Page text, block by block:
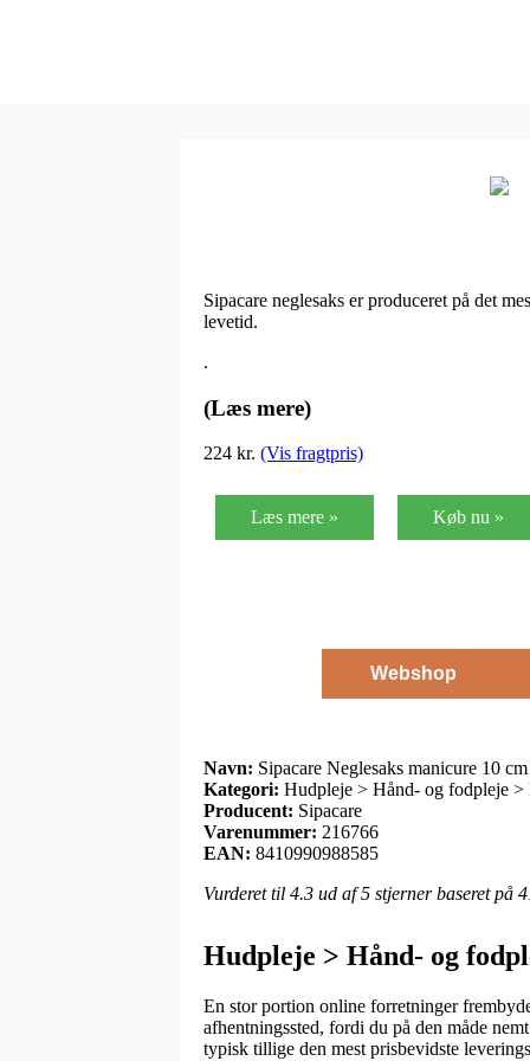
Sipacare neglesaks er produceret på det
levetid.
.
(Læs mere)
224 kr. (Vis fragtpris)
Læs mere » Køb nu »
Webshop
Navn: Sipacare Neglesaks manicure 10
Kategori: Hudpleje > Hånd- og fodpleje >
Producent: Sipacare
Varenummer: 216766
EAN: 8410990988585
Vurderet til 4.3 ud af 5 stjerner baseret på
Hudpleje > Hånd- og
En stor portion online forretninger
afhentningssted, fordi du på den måde
typisk tillige den mest prisbevidste